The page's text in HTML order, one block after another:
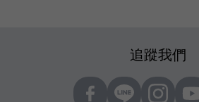
追蹤我們